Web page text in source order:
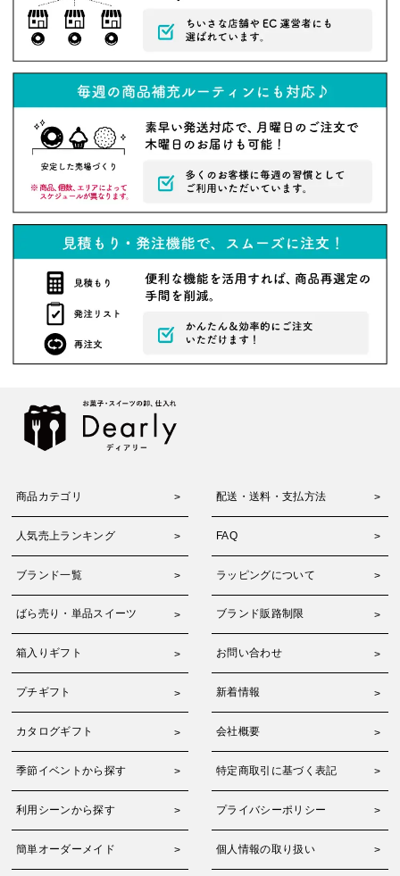
商品カテゴリ 配送・送料・支払方法
人気売上ランキング FAQ
ブランド一覧 ラッピングについて
ばら売り・単品スイーツ ブランド販路制限
箱入りギフト お問い合わせ
プチギフト 新着情報
カタログギフト 会社概要
季節イベントから探す 特定商取引に基づく表記
利用シーンから探す プライバシーポリシー
簡単オーダーメイド 個人情報の取り扱い